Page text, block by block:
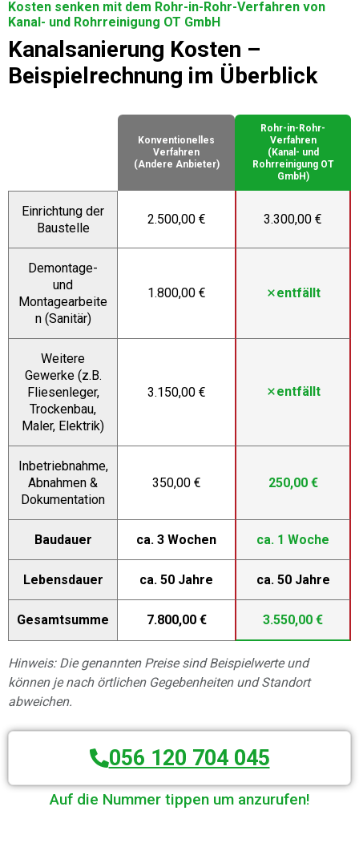
Kosten senken mit dem Rohr-in-Rohr-Verfahren von
Kanal- und Rohrreinigung OT GmbH
Kanalsanierung Kosten –
Beispielrechnung im Überblick
Konventionelles
Verfahren
(Andere Anbieter)
Rohr-in-Rohr-
Verfahren
(Kanal- und
Rohrreinigung OT
GmbH)
Einrichtung der
Baustelle
2.500,00 € 3.300,00 €
Demontage-
und
Montagearbeite
n (Sanitär)
1.800,00 € entfällt
Weitere
Gewerke (z.B.
Fliesenleger,
Trockenbau,
Maler, Elektrik)
3.150,00 € entfällt
Inbetriebnahme,
Abnahmen &
Dokumentation
350,00 € 250,00 €
Baudauer ca. 3 Wochen ca. 1 Woche
Lebensdauer ca. 50 Jahre ca. 50 Jahre
Gesamtsumme 7.800,00 € 3.550,00 €
Hinweis: Die genannten Preise sind Beispielwerte und
können je nach örtlichen Gegebenheiten und Standort
abweichen.
056 120 704 045
Auf die Nummer tippen um anzurufen!